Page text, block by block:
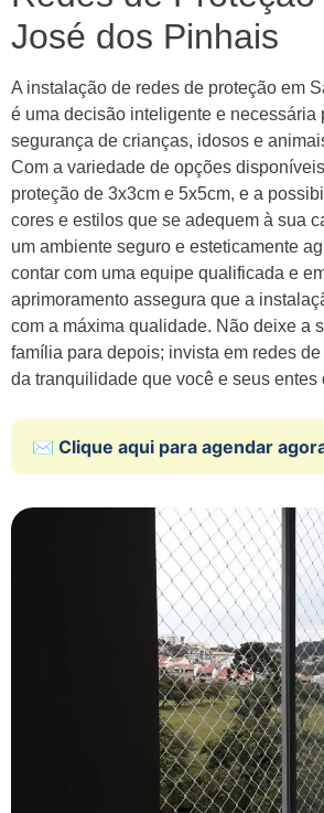
José dos Pinhais
A instalação de redes de proteção em
é uma decisão inteligente e necessária
segurança de crianças, idosos e
Com a variedade de opções
proteção de 3x3cm e 5x5cm, e a
cores e estilos que se adequem à sua
um ambiente seguro e esteticamente
contar com uma equipe qualificada e
aprimoramento assegura que a
com a máxima qualidade. Não deixe a
família para depois; invista em redes
da tranquilidade que você e seus entes
✉️ Clique aqui para agendar